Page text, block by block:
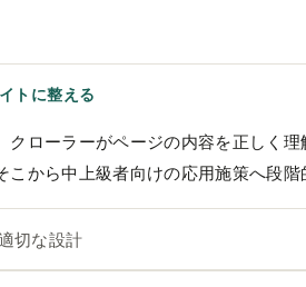
トに整える
クローラーがページの内容を正しく
から中上級者向けの応用施策へ段階
切な設計